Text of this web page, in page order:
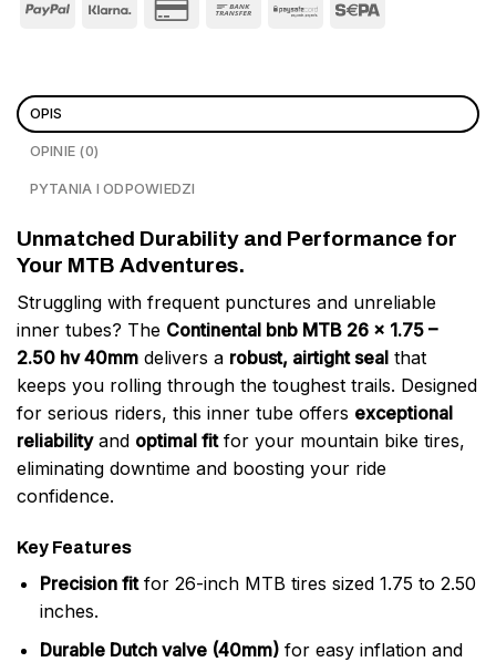
OPIS
OPINIE (0)
PYTANIA I ODPOWIEDZI
Unmatched Durability and Performance for
Your MTB Adventures.
Struggling with frequent punctures and unreliable
inner tubes? The Continental bnb MTB 26 x 1.75 –
2.50 hv 40mm delivers a robust, airtight seal that
keeps you rolling through the toughest trails. Designed
for serious riders, this inner tube offers exceptional
reliabilityand optimal fitfor your mountain bike tires,
eliminating downtime and boosting your ride
confidence.
Key Features
Precision fitfor 26-inch MTB tires sized 1.75 to 2.50
inches.
Durable Dutch valve (40mm)for easy inflation and